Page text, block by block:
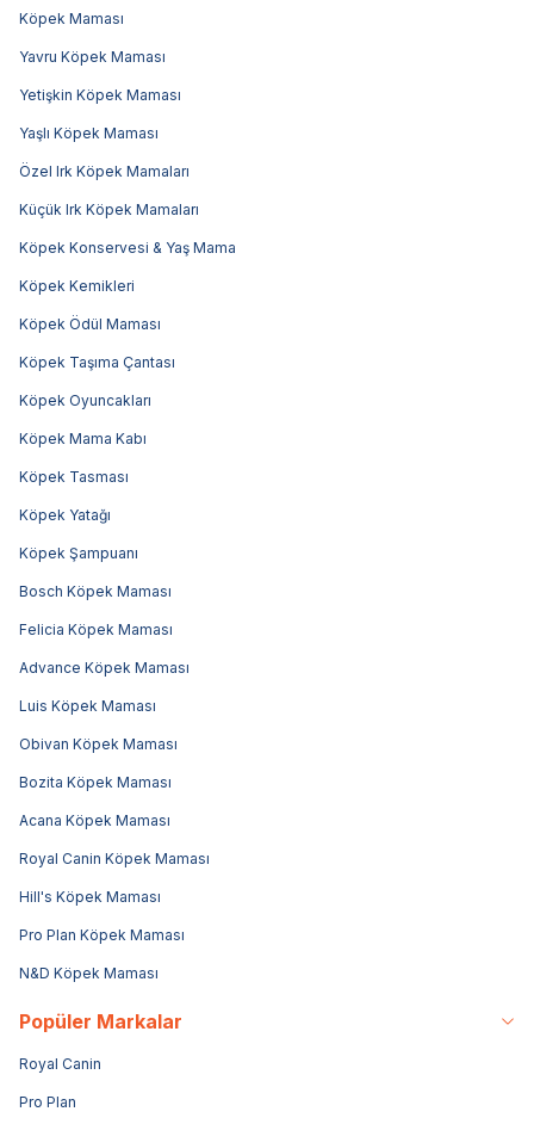
Köpek Maması
Yavru Köpek Maması
Yetişkin Köpek Maması
Yaşlı Köpek Maması
Özel Irk Köpek Mamaları
Küçük Irk Köpek Mamaları
Köpek Konservesi & Yaş Mama
Köpek Kemikleri
Köpek Ödül Maması
Köpek Taşıma Çantası
Köpek Oyuncakları
Köpek Mama Kabı
Köpek Tasması
Köpek Yatağı
Köpek Şampuanı
Bosch Köpek Maması
Felicia Köpek Maması
Advance Köpek Maması
Luis Köpek Maması
Obivan Köpek Maması
Bozita Köpek Maması
Acana Köpek Maması
Royal Canin Köpek Maması
Hill's Köpek Maması
Pro Plan Köpek Maması
N&D Köpek Maması
Popüler Markalar
Royal Canin
Pro Plan